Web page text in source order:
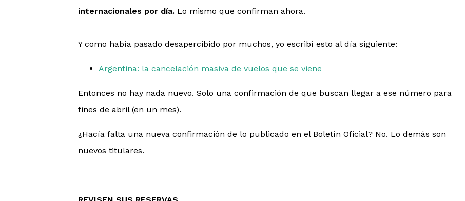
internacionales por día. Lo mismo que confirman ahora.
Y como había pasado desapercibido por muchos, yo escribí esto al día siguiente:
Argentina: la cancelación masiva de vuelos que se viene
Entonces no hay nada nuevo. Solo una confirmación de que buscan llegar a ese número para
fines de abril (en un mes).
¿Hacía falta una nueva confirmación de lo publicado en el Boletín Oficial? No. Lo demás son
nuevos titulares.